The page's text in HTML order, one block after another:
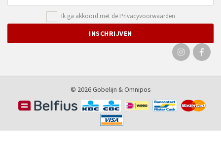
Ik ga akkoord met de Privacyvoorwaarden
© 2026 Gobelijn &Omnipos